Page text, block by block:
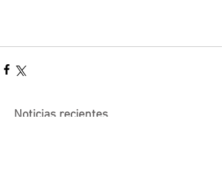
Noticias recientes